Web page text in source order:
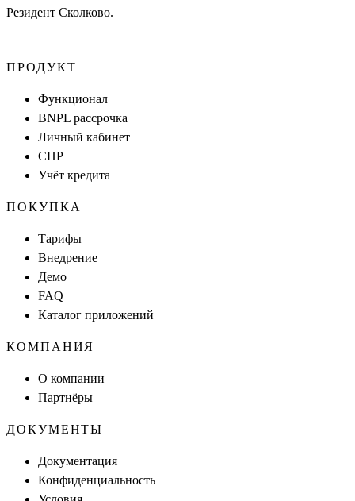
Резидент Сколково.
ПРОДУКТ
Функционал
BNPL рассрочка
Личный кабинет
СПР
Учёт кредита
ПОКУПКА
Тарифы
Внедрение
Демо
FAQ
Каталог приложений
КОМПАНИЯ
О компании
Партнёры
ДОКУМЕНТЫ
Документация
Конфиденциальность